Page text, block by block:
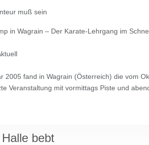
muß sein
in Wagrain – Der Karate-Lehrgang im
2005 fand in Wagrain (Österreich) die vom
Veranstaltung mit vormittags Piste und
bebt